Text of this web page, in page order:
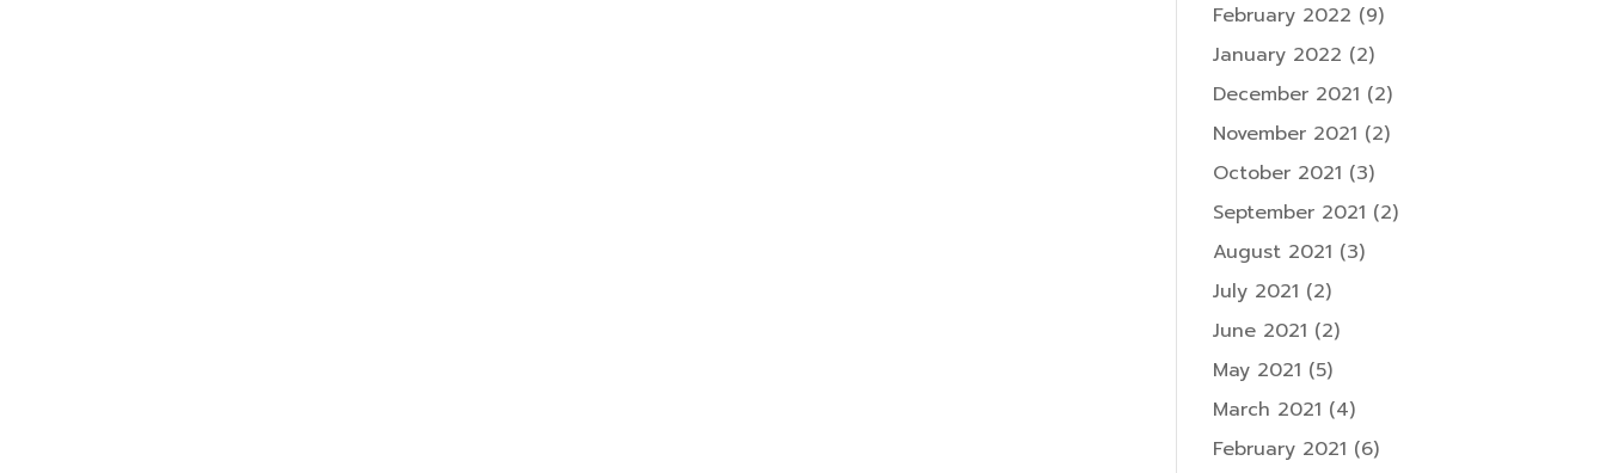
February 2022 (9)
January 2022 (2)
December 2021 (2)
November 2021 (2)
October 2021 (3)
September 2021 (2)
August 2021 (3)
July 2021 (2)
June 2021 (2)
May 2021 (5)
March 2021 (4)
February 2021 (6)